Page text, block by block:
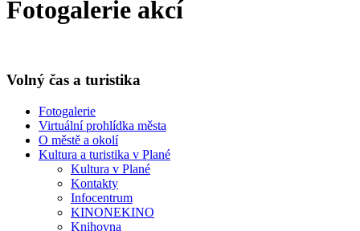
Fotogalerie akcí
Volný čas a turistika
Fotogalerie
Virtuální prohlídka města
O městě a okolí
Kultura a turistika v Plané
Kultura v Plané
Kontakty
Infocentrum
KINONEKINO
Knihovna